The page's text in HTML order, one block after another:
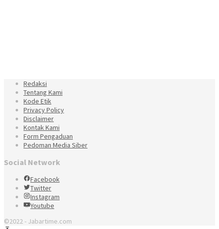
Redaksi
Tentang Kami
Kode Etik
Privacy Policy
Disclaimer
Kontak Kami
Form Pengaduan
Pedoman Media Siber
Social Network
Facebook
Twitter
Instagram
Youtube
©2022 - Jabartime.com